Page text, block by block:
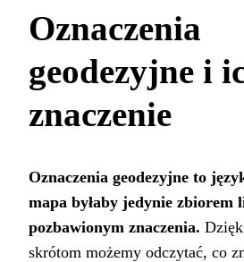
Oznaczenia
geodezyjne i
znaczenie
Oznaczenia geodezyjne to
mapa byłaby jedynie zbiorem
pozbawionym znaczenia.
skrótom możemy odczytać, co